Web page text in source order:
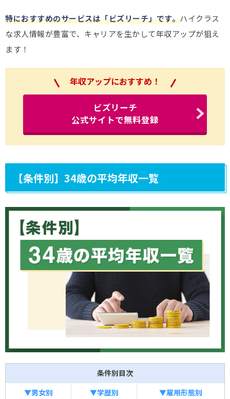
特におすすめのサービスは「ビズリーチ」です。ハイクラス
な求人情報が豊富で、キャリアを生かして年収アップが狙え
ます！
年収アップにおすすめ！
ビズリーチ
公式サイトで無料登録
【条件別】34歳の平均年収一覧
条件別目次
▼男女別
▼学歴別
▼雇用形態別